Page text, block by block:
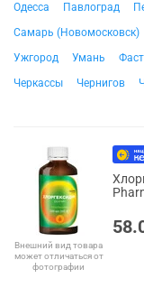
Одесса
Павлоград
Самарь (Новомосковск)
Ужгород
Умань
Черкассы
Чернигов
Внешний вид товара
может отличаться от
фотографии